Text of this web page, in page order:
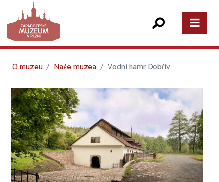
O muzeu Naše muzea Vodní hamr Dobřív